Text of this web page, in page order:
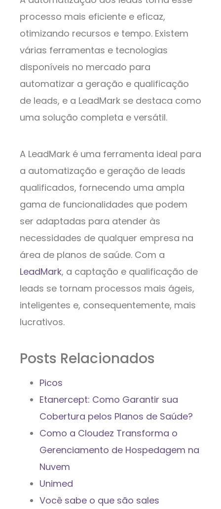
processo mais eficiente e eficaz,
otimizando recursos e tempo. Existem
várias ferramentas e tecnologias
disponíveis no mercado para
automatizar a geração e qualificação
de leads, e a LeadMark se destaca como
uma solução completa e versátil.
A LeadMark é uma ferramenta ideal para
a automatização e geração de leads
qualificados, fornecendo uma ampla
gama de funcionalidades que podem
ser adaptadas para atender às
necessidades de qualquer empresa na
área de planos de saúde. Com a
LeadMark, a captação e qualificação de
leads se tornam processos mais ágeis,
inteligentes e, consequentemente, mais
lucrativos.
Posts Relacionados
Picos
Etanercept: Como Garantir sua
Cobertura pelos Planos de Saúde?
Como a Cloudez Transforma o
Gerenciamento de Hospedagem na
Nuvem
Unimed
Você sabe o que são sales